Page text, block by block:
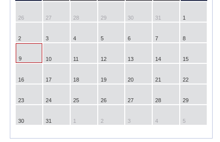
26 27 28 29 30 31 1
2 3 4 5 6 7 8
9 10 11 12 13 14 15
16 17 18 19 20 21 22
23 24 25 26 27 28 29
30 31 1 2 3 4 5